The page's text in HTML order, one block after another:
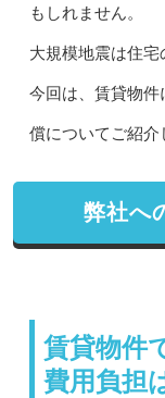
もしれません。
大規模地震は住宅
今回は、賃貸物
償についてご紹介
弊社へ
賃貸物件
費用負担